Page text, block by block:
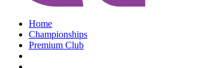
Home
Championships
Premium Club